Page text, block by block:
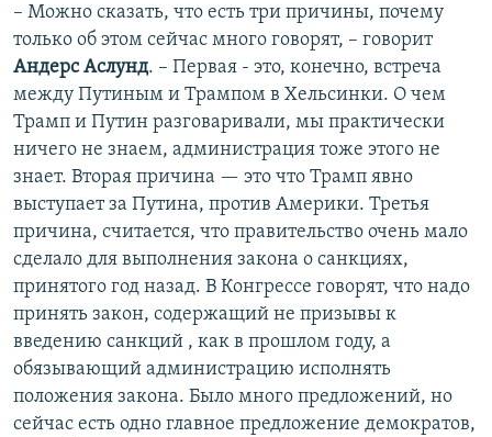
– Можно сказать, что есть три причины, почему
только об этом сейчас много говорят, – говорит
Андерс Аслунд. – Первая - это, конечно, встреча
между Путиным и Трампом в Хельсинки. О чем
Трамп и Путин разговаривали, мы практически
ничего не знаем, администрация тоже этого не
знает. Вторая причина — это что Трамп явно
выступает за Путина, против Америки. Третья
причина, считается, что правительство очень мало
сделало для выполнения закона о санкциях,
принятого год назад. В Конгрессе говорят, что надо
принять закон, содержащий не призывы к
введению санкций , как в прошлом году, а
обязывающий администрацию исполнять
положения закона. Было много предложений, но
сейчас есть одно главное предложение демократов,